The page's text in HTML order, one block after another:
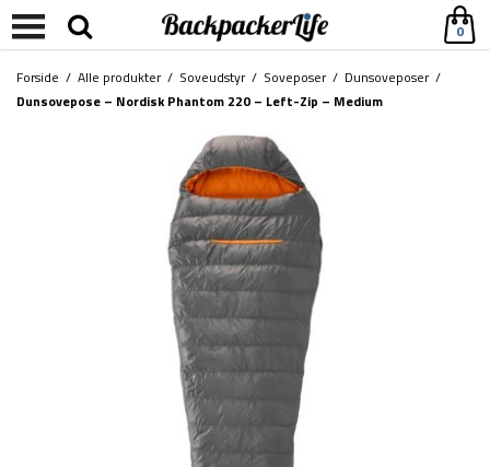
0
Forside / Alle produkter/ Soveudstyr/ Soveposer/ Dunsoveposer/
Dunsovepose – Nordisk Phantom 220 – Left-Zip – Medium